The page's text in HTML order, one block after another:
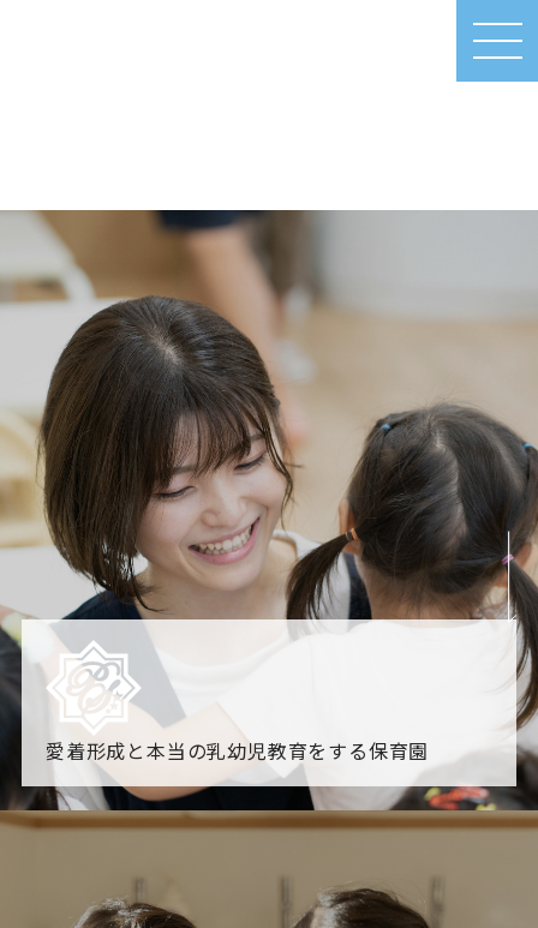
MEN
U
愛着形成と本当の乳幼児教育をする保育園
園からのお知らせ
「すくすく子育て」でリトルスター保育園が紹介されま